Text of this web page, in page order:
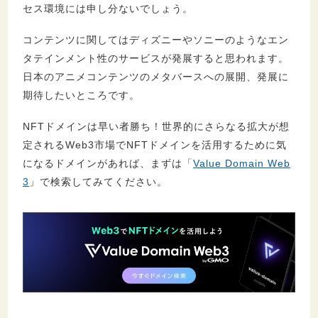
セス環境には申し分ないでしょう。
コンテンツに関してはディズニーやソニーのようなエン
タテインメント性のサービスが発展すると思われます。
日本のアニメコンテンツのメタバースへの展開、発展に
期待したいところです。
NFTドメインは早い者勝ち！世界的にさらなる拡大が想
定されるWeb3市場でNFTドメインを活用するために気
になるドメインがあれば、まずは「Value Domain Web
3 」で検索してみてください。